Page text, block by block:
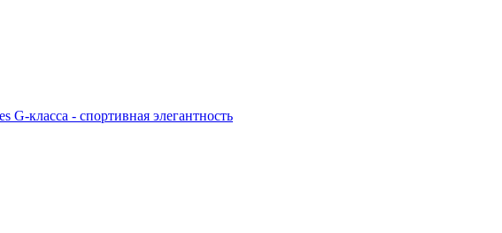
G-класса - спортивная элегантность